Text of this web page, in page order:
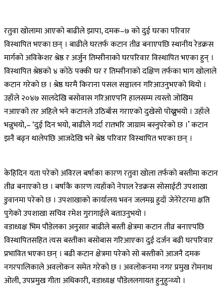
रतुवा खोलामा आएको बाढीले झापा, दमक–७ को दुई घरका परिवार
विस्थापित भएका छन् । बाढीले घरतर्फ कटान तीव्र बनाएपछि स्थानीय रेडक्रस
मार्गको अविकेशर श्रेष्ठ र अर्जुन तिम्सीनाको घरपरिवार विस्थापित भएका हुन् ।
विस्थापित श्रेष्ठको ४ कोठे पक्की घर र तिम्सीनाको दक्षिण तर्फका भाग खोलाले
कटान गरेको छ । श्रेष्ठ घरमै किराना पसल सञ्चालन गरिआउनुभएको थियो ।
उहाँले २०४७ सालदेखि बसोवास गरिआएपनि हालसम्म त्यस्तो जोखिम
नआएको तर अहिले भने कटानले उठिबाँस गराएको दुखेसो पोख्नुभयो । उहाँले
भन्नुभयो,– ‘दुई दिन भयो, बाढीले गर्दा रातभरि जाग्राम बस्नुपरेको छ ।’ कटान
झनै बढ्न थालेपछि आजदेखि भने श्रेष्ठ परिवार विस्थापित भएका छन् ।
केहिदिन यता परेको अविरल बर्षाका कारण रतुवा खोला तर्फको बस्तीमा कटान
तीव्र बनाएको छ । बर्षाकै कारण त्यहाँको नेपाल रेडक्रस सोसाईटी उपशाखा
डुवानमा परेको छ । उपशाखाको कार्यालय भवन जलमग्न हुदाँ जेनेरेटरमा क्षति
पुगेको उपशाखा सचिव रमेश गुरागाईले बताउनुभयो ।
वडाध्यक्ष भिम पौडेलका अनुसार बाढीले बस्ती क्षेत्रमा कटान तीव्र बनाएपछि
विस्थापितसहित त्यस बस्तीका बसोबास गरिआएका दुई दर्जन बढी घरपरिवार
प्रभावित भएका छन् । बढी कटान क्षेत्रमा परेको सो बस्तीको आजनै दमक
नगरपालिकाले अवलोकन समेत गरेको छ । अवलोकनमा नगर प्रमुख रोमनाथ
ओली, उपप्रमुख गीता अधिकारी, वडाध्यक्ष पौडेललगायत हुनुहुन्थ्यो ।